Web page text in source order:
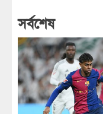
সর্বশেষ